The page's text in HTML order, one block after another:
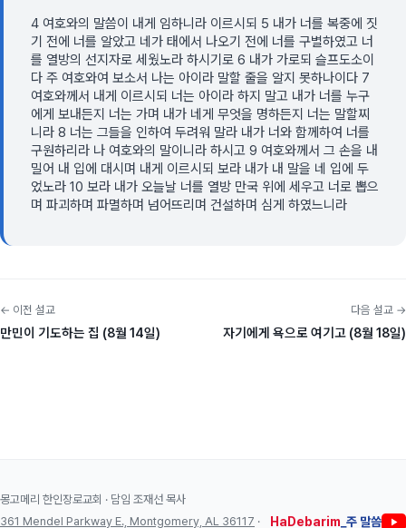
4 여호와의 말씀이 내게 임하니라 이르시되 5 내가 너를 복중에 짓
기 전에 너를 알았고 네가 태에서 나오기 전에 너를 구별하였고 너
를 열방의 선지자로 세웠노라 하시기로 6 내가 가로되 슬프도소이
다 주 여호와여 보소서 나는 아이라 말할 줄을 알지 못하나이다 7
여호와께서 내게 이르시되 너는 아이라 하지 말고 내가 너를 누구
에게 보내든지 너는 가며 내가 네게 무엇을 명하든지 너는 말할찌
니라 8 너는 그들을 인하여 두려워 말라 내가 너와 함께하여 너를
구원하리라 나 여호와의 말이니라 하시고 9 여호와께서 그 손을 내
밀어 내 입에 대시며 내게 이르시되 보라 내가 내 말을 네 입에 두
었노라 10 보라 내가 오늘날 너를 열방 만국 위에 세우고 너로 뽑으
며 파괴하며 파멸하며 넘어뜨리며 건설하며 심게 하였느니라
← 이전 설교
만민이 기도하는 집 (8월 14일)
다음 설교 →
자기에게 욕으로 여기고 (8월 18일)
몽고메리 한인장로교회 · 담임 조재선 목사
361 Mendel Parkway E., Montgomery, AL 36117 ·
HaDebarim _주 말씀